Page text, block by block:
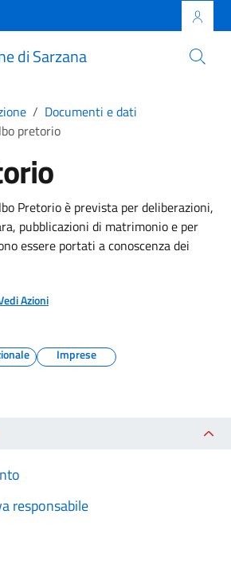
di Sarzana
Documenti e dati
pretorio
Pretorio è prevista per deliberazioni,
pubblicazioni di matrimonio e per
essere portati a conoscenza dei
Azioni
Imprese
responsabile